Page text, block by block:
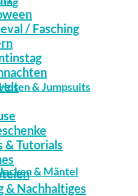
& Jumpsuits
& Mäntel
/ Fasching
& Tutorials
& Nachhaltiges